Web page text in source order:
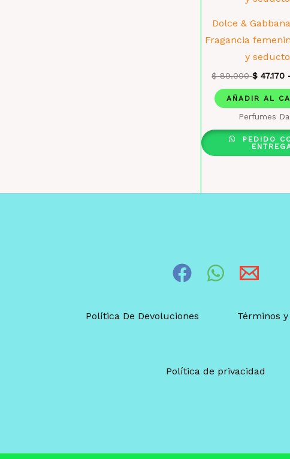
Dolce &
Fragancia
y
$89.000 $ 47.170
AÑADIR AL
Perfumes
PEDIDO
Política De Devoluciones Términos
Política de privacidad